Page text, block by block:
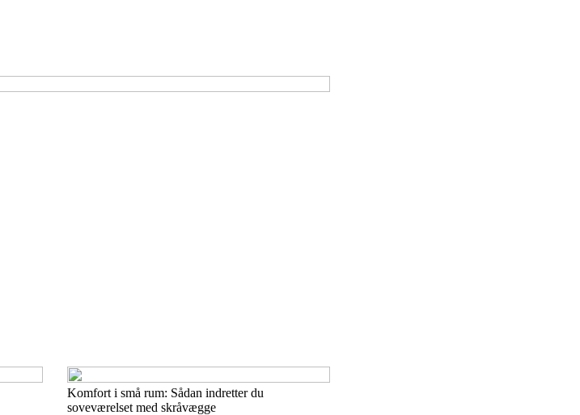
Komfort i små rum: Sådan indretter du
soveværelset med skråvægge